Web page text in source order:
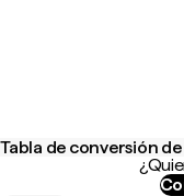
Tabla de conversión